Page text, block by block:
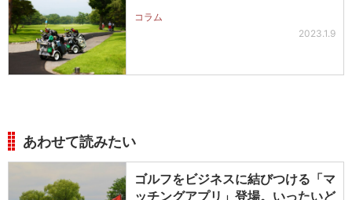
コラム
2023.1.9
あわせて読みたい
ゴルフをビジネスに結びつける「マ
ッチングアプリ」登場。いったいど